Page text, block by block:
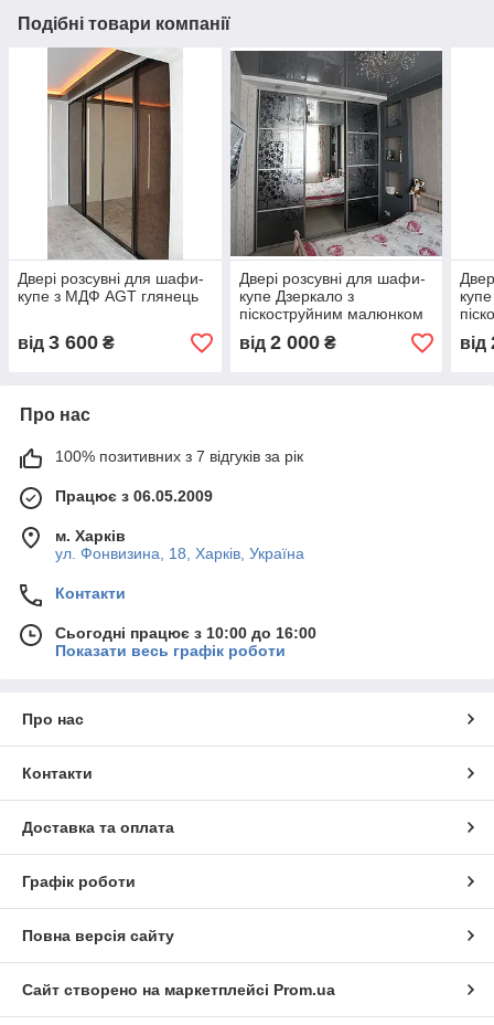
Подібні товари компанії
Двері розсувні для шафи-
купе з МДФ AGT глянець
від 3 600 ₴
Двері розсувні для шафи-
купе Дзеркало з
піскоструйним малюнком
від 2 000₴ від
Про нас
100% позитивних з 7 відгуків за рік
Працює з 06.05.2009
м. Харків
ул. Фонвизина, 18, Харків, Україна
Контакти
Сьогодні працює з 10:00 до 16:00
Показати весь графік роботи
Про нас
Контакти
Доставка та оплата
Графік роботи
Повна версія сайту
Сайт створено на маркетплейсі Prom.ua